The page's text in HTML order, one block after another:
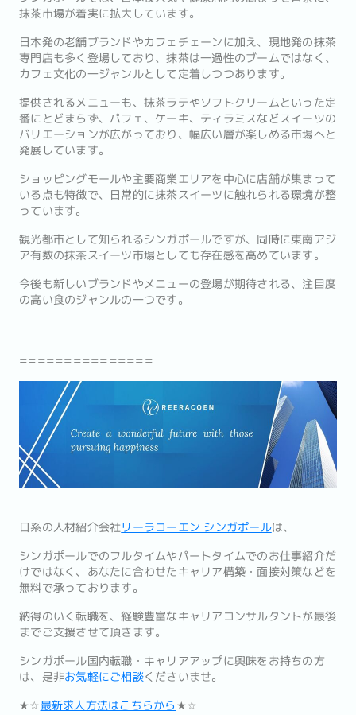
抹茶市場が着実に拡大しています。
日本発の老舗ブランドやカフェチェーンに加え、現地発の抹茶
専門店も多く登場しており、抹茶は一過性のブームではなく、
カフェ文化の一ジャンルとして定着しつつあります。
提供されるメニューも、抹茶ラテやソフトクリームといった定
番にとどまらず、パフェ、ケーキ、ティラミスなどスイーツの
バリエーションが広がっており、幅広い層が楽しめる市場へと
発展しています。
ショッピングモールや主要商業エリアを中心に店舗が集まって
いる点も特徴で、日常的に抹茶スイーツに触れられる環境が整
っています。
観光都市として知られるシンガポールですが、同時に東南アジ
ア有数の抹茶スイーツ市場としても存在感を高めています。
今後も新しいブランドやメニューの登場が期待される、注目度
の高い食のジャンルの一つです。
===============
日系の人材紹介会社リーラコーエン シンガポールは、
シンガポールでのフルタイムやパートタイムでのお仕事紹介だ
けではなく、あなたに合わせたキャリア構築・面接対策などを
無料で承っております。
納得のいく転職を、経験豊富なキャリアコンサルタントが最後
までご支援させて頂きます。
シンガポール国内転職・キャリアアップに興味をお持ちの方
は、是非お気軽にご相談くださいませ。
★☆最新求人方法はこちらから ★☆